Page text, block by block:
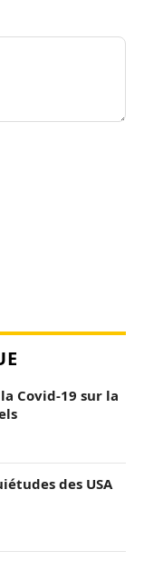
Covid-19 sur la
des USA